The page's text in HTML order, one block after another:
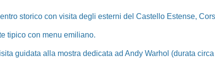
storico con visita degli esterni del Castello Estense,
tipico con menu emiliano.
guidata alla mostra dedicata ad Andy Warhol (durata